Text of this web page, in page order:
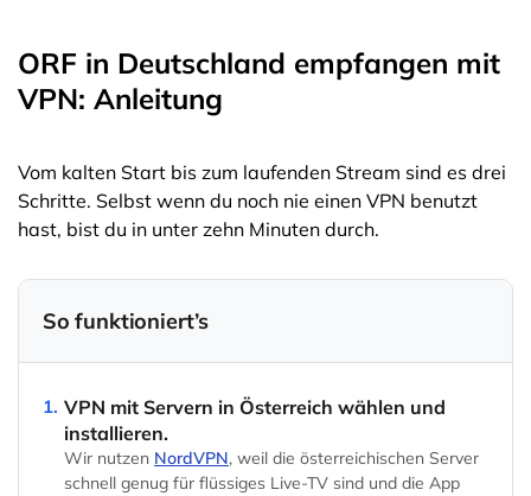
ORF in Deutschland empfangen mit
VPN: Anleitung
Vom kalten Start bis zum laufenden Stream sind es drei
Schritte. Selbst wenn du noch nie einen VPN benutzt
hast, bist du in unter zehn Minuten durch.
So funktioniert’s
1. VPN mit Servern in Österreich wählen und
installieren.
Wir nutzen NordVPN, weil die österreichischen Server
schnell genug für flüssiges Live-TV sind und die App